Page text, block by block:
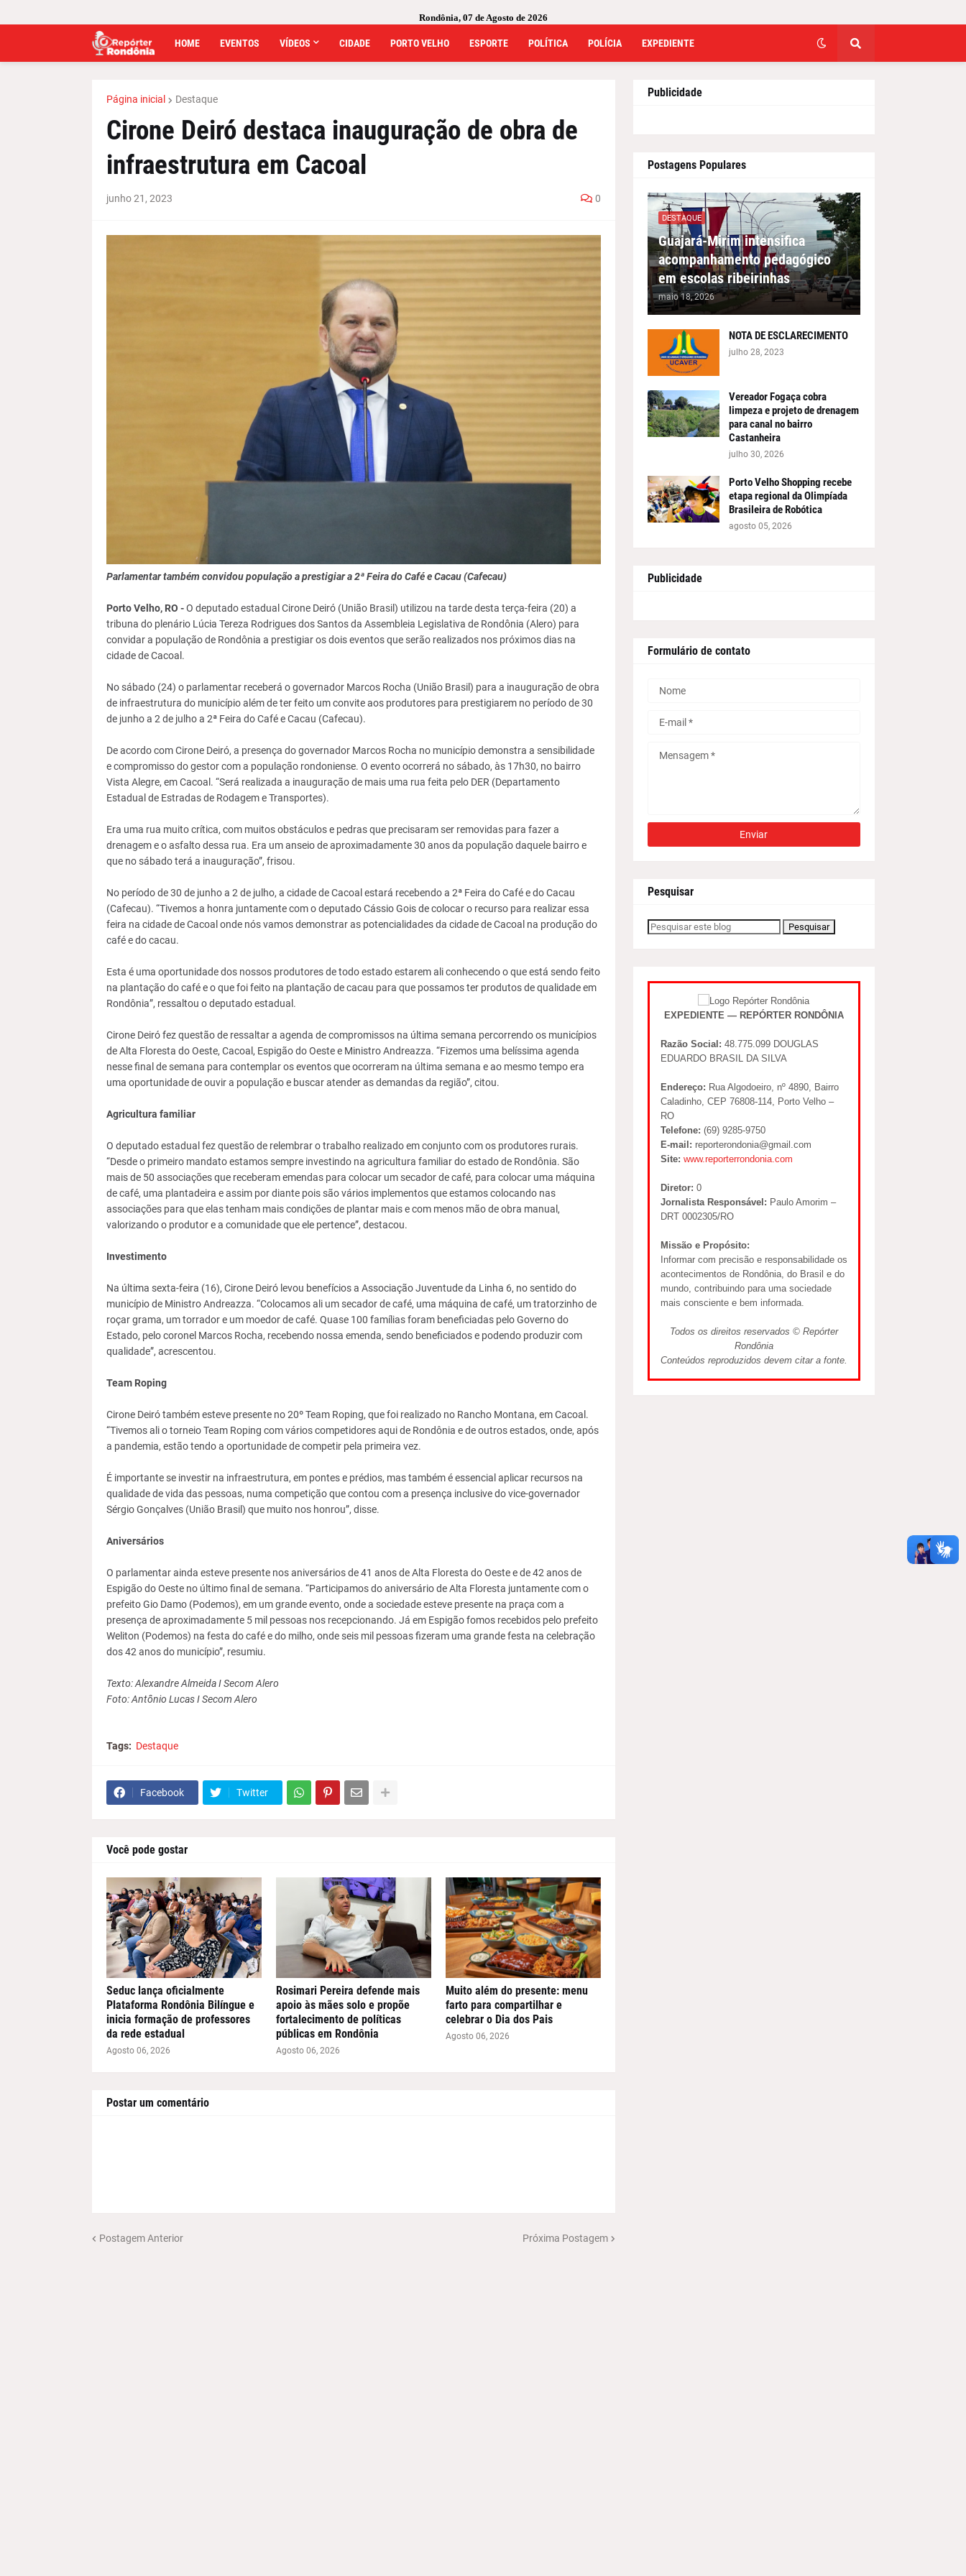
Rondônia, 07 de Agosto de 2026
HOME EVENTOS VÍDEOS CIDADE PORTO VELHO ESPORTE POLÍTICA POLÍCIA EXPEDIENTE
Página inicial Destaque
Cirone Deiró destaca inauguração de obra de
infraestrutura em Cacoal
junho 21, 2023 0
Parlamentar também convidou população a prestigiar a 2ª Feira do Café e Cacau (Cafecau)
Porto Velho, RO -O deputado estadual Cirone Deiró (União Brasil) utilizou na tarde desta terça-feira (20) a
tribuna do plenário Lúcia Tereza Rodrigues dos Santos da Assembleia Legislativa de Rondônia (Alero) para
convidar a população de Rondônia a prestigiar os dois eventos que serão realizados nos próximos dias na
cidade de Cacoal.
No sábado (24) o parlamentar receberá o governador Marcos Rocha (União Brasil) para a inauguração de obra
de infraestrutura do município além de ter feito um convite aos produtores para prestigiarem no período de 30
de junho a 2 de julho a 2ª Feira do Café e Cacau (Cafecau).
De acordo com Cirone Deiró, a presença do governador Marcos Rocha no município demonstra a sensibilidade
e compromisso do gestor com a população rondoniense. O evento ocorrerá no sábado, às 17h30, no bairro
Vista Alegre, em Cacoal. “Será realizada a inauguração de mais uma rua feita pelo DER (Departamento
Estadual de Estradas de Rodagem e Transportes).
Era uma rua muito crítica, com muitos obstáculos e pedras que precisaram ser removidas para fazer a
drenagem e o asfalto dessa rua. Era um anseio de aproximadamente 30 anos da população daquele bairro e
que no sábado terá a inauguração”, frisou.
No período de 30 de junho a 2 de julho, a cidade de Cacoal estará recebendo a 2ª Feira do Café e do Cacau
(Cafecau). “Tivemos a honra juntamente com o deputado Cássio Gois de colocar o recurso para realizar essa
feira na cidade de Cacoal onde nós vamos demonstrar as potencialidades da cidade de Cacoal na produção do
café e do cacau.
Esta é uma oportunidade dos nossos produtores de todo estado estarem ali conhecendo o que está sendo feito
na plantação do café e o que foi feito na plantação de cacau para que possamos ter produtos de qualidade em
Rondônia”, ressaltou o deputado estadual.
Cirone Deiró fez questão de ressaltar a agenda de compromissos na última semana percorrendo os municípios
de Alta Floresta do Oeste, Cacoal, Espigão do Oeste e Ministro Andreazza. “Fizemos uma belíssima agenda
nesse final de semana para contemplar os eventos que ocorreram na última semana e ao mesmo tempo era
uma oportunidade de ouvir a população e buscar atender as demandas da região”, citou.
Agricultura familiar
O deputado estadual fez questão de relembrar o trabalho realizado em conjunto com os produtores rurais.
“Desde o primeiro mandato estamos sempre investindo na agricultura familiar do estado de Rondônia. São
mais de 50 associações que receberam emendas para colocar um secador de café, para colocar uma máquina
de café, uma plantadeira e assim por diante pois são vários implementos que estamos colocando nas
associações para que elas tenham mais condições de plantar mais e com menos mão de obra manual,
valorizando o produtor e a comunidade que ele pertence”, destacou.
Investimento
Na última sexta-feira (16), Cirone Deiró levou benefícios a Associação Juventude da Linha 6, no sentido do
município de Ministro Andreazza. “Colocamos ali um secador de café, uma máquina de café, um tratorzinho de
roçar grama, um torrador e um moedor de café. Quase 100 famílias foram beneficiadas pelo Governo do
Estado, pelo coronel Marcos Rocha, recebendo nossa emenda, sendo beneficiados e podendo produzir com
qualidade”, acrescentou.
Team Roping
Cirone Deiró também esteve presente no 20º Team Roping, que foi realizado no Rancho Montana, em Cacoal.
“Tivemos ali o torneio Team Roping com vários competidores aqui de Rondônia e de outros estados, onde, após
a pandemia, estão tendo a oportunidade de competir pela primeira vez.
É importante se investir na infraestrutura, em pontes e prédios, mas também é essencial aplicar recursos na
qualidade de vida das pessoas, numa competição que contou com a presença inclusive do vice-governador
Sérgio Gonçalves (União Brasil) que muito nos honrou”, disse.
Aniversários
O parlamentar ainda esteve presente nos aniversários de 41 anos de Alta Floresta do Oeste e de 42 anos de
Espigão do Oeste no último final de semana. “Participamos do aniversário de Alta Floresta juntamente com o
prefeito Gio Damo (Podemos), em um grande evento, onde a sociedade esteve presente na praça com a
presença de aproximadamente 5 mil pessoas nos recepcionando. Já em Espigão fomos recebidos pelo prefeito
Weliton (Podemos) na festa do café e do milho, onde seis mil pessoas fizeram uma grande festa na celebração
dos 42 anos do município”, resumiu.
Texto: Alexandre Almeida I Secom Alero
Foto: Antônio Lucas I Secom Alero
Tags: Destaque
Facebook Twitter
Você pode gostar
Seduc lança oficialmente
Plataforma Rondônia Bilíngue e
inicia formação de professores
da rede estadual
Agosto 06, 2026
Rosimari Pereira defende mais
apoio às mães solo e propõe
fortalecimento de políticas
públicas em Rondônia
Agosto 06, 2026
Muito além do presente: menu
farto para compartilhar e
celebrar o Dia dos Pais
Agosto 06, 2026
Postar um comentário
Postagem Anterior Próxima Postagem
Publicidade
Postagens Populares
DESTAQUE
Guajará-Mirim intensifica
acompanhamento pedagógico
em escolas ribeirinhas
maio 18, 2026
NOTA DE ESCLARECIMENTO
julho 28, 2023
Vereador Fogaça cobra
limpeza e projeto de drenagem
para canal no bairro
Castanheira
julho 30, 2026
Porto Velho Shopping recebe
etapa regional da Olimpíada
Brasileira de Robótica
agosto 05, 2026
Publicidade
Formulário de contato
Pesquisar
EXPEDIENTE — REPÓRTER RONDÔNIA
Razão Social: 48.775.099 DOUGLAS
EDUARDO BRASIL DA SILVA
Endereço: Rua Algodoeiro, nº 4890, Bairro
Caladinho, CEP 76808-114, Porto Velho –
RO
Telefone: (69) 9285-9750
E-mail: reporterondonia@gmail.com
Site: www.reporterrondonia.com
Diretor: 0
Jornalista Responsável: Paulo Amorim –
DRT 0002305/RO
Missão e Propósito:
Informar com precisão e responsabilidade os
acontecimentos de Rondônia, do Brasil e do
mundo, contribuindo para uma sociedade
mais consciente e bem informada.
Todos os direitos reservados © Repórter
Rondônia
Conteúdos reproduzidos devem citar a fonte.